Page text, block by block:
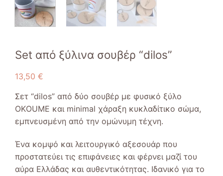
Set από ξύλινα σουβέρ “dilos”
13,50 €
Σετ “dilos” από δύο σουβέρ με φυσικό ξύλο
OKΟUME και minimal χάραξη κυκλαδίτικο σώμα,
εμπνευσμένη από την ομώνυμη τέχνη.
Ένα κομψό και λειτουργικό αξεσουάρ που
προστατεύει τις επιφάνειες και φέρνει μαζί του
αύρα Ελλάδας και αυθεντικότητας. Ιδανικό για το